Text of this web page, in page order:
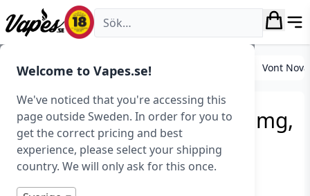
Welcome to Vapes.se!
We've noticed that you're accessing this
page outside Sweden. In order for you to
get the correct pricing and best
experience, please select your shipping
country. We will only ask for this once.
Vapes.se
E-cigarett startkit/paket Engångs vape Vont Nova
Vont Nova – Cola Ice (20 mg,
Engångs vape)
Art.nr: 43000
I lager